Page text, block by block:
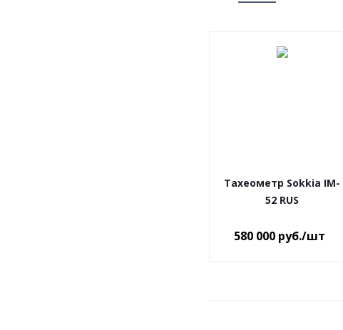
Тахеометр Sokkia IM-
52 RUS
580 000 руб./шт